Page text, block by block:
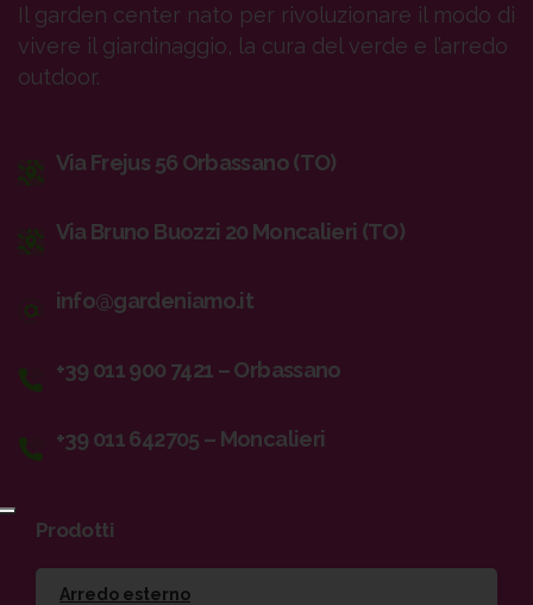
Il garden center nato per rivoluzionare il modo di
vivere il giardinaggio, la cura del verde e l’arredo
outdoor.
Via Frejus 56 Orbassano (TO)
Via Bruno Buozzi 20 Moncalieri (TO)
info@gardeniamo.it
+39 011 900 7421 – Orbassano
+39 011 642705 – Moncalieri
Prodotti
Arredo esterno